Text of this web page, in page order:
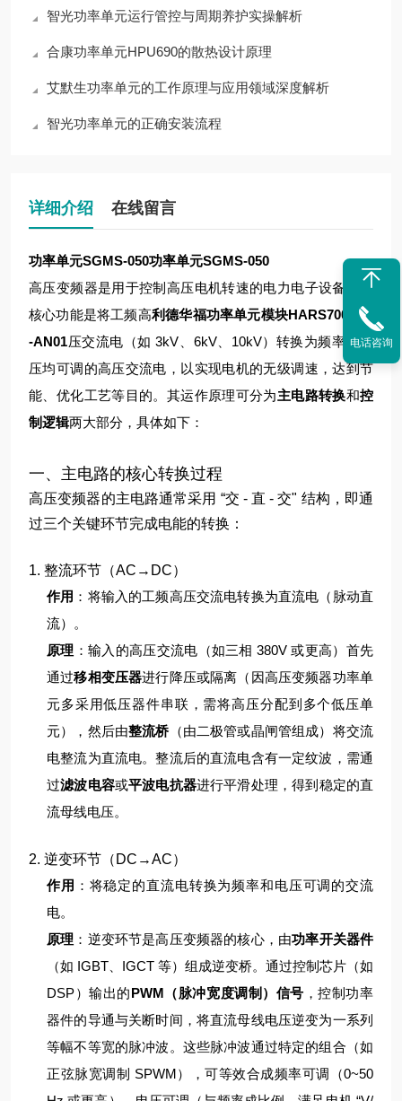
智光功率单元运行管控与周期养护实操解析
合康功率单元HPU690的散热设计原理
艾默生功率单元的工作原理与应用领域深度解析
智光功率单元的正确安装流程
详细介绍 在线留言
功率单元SGMS-050功率单元SGMS-050
高压变频器是用于控制高压电机转速的电力电子设备，其
核心功能是将工频高利德华福功率单元模块HARS700/240
-AN01压交流电（如 3kV、6kV、10kV）转换为频率和电
压均可调的高压交流电，以实现电机的无级调速，达到节
能、优化工艺等目的。其运作原理可分为主电路转换和控
制逻辑两大部分，具体如下：
一、主电路的核心转换过程
高压变频器的主电路通常采用 “交 - 直 - 交" 结构，即通
过三个关键环节完成电能的转换：
1. 整流环节（AC→DC）
作用 ：将输入的工频高压交流电转换为直流电（脉动直
流）。
原理 ： 输入的高压交流电（如三相 380V 或更高）首先
通过移相变压器进行降压或隔离（因高压变频器功率单
元多采用低压器件串联，需将高压分配到多个低压单
元），然后由整流桥（由二极管或晶闸管组成）将交流
电整流为直流电。整流后的直流电含有一定纹波，需通
过滤波电容或平波电抗器进行平滑处理，得到稳定的直
流母线电压。
2. 逆变环节（DC→AC）
作用 ：将稳定的直流电转换为频率和电压可调的交流
电。
原理 ： 逆变环节是高压变频器的核心，由功率开关器件
（如 IGBT、IGCT 等）组成逆变桥。通过控制芯片（如
DSP）输出的PWM（脉冲宽度调制）信号 ，控制功率
器件的导通与关断时间，将直流母线电压逆变为一系列
等幅不等宽的脉冲波。 这些脉冲波通过特定的组合（如
正弦脉宽调制 SPWM），可等效合成频率可调（0~50
电话咨询